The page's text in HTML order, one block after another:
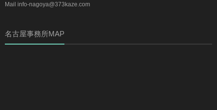
Mail info-nagoya@373kaze.com
名古屋事務所MAP